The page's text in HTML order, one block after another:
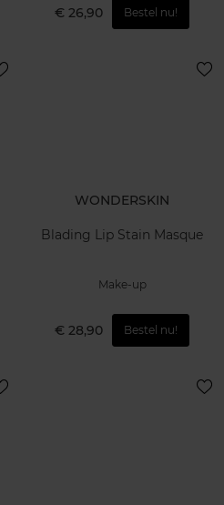
€ 26,90 Bestel nu!
WONDERSKIN
Blading Lip Stain Masque
Make-up
€ 28,90 Bestel nu!